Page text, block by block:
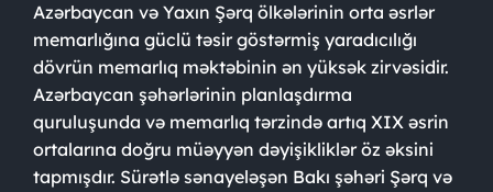
Azərbaycan və Yaxın Şərq ölkələrinin orta əsrlər
memarlığına güclü təsir göstərmiş yaradıcılığı
dövrün memarlıq məktəbinin ən yüksək zirvəsidir.
Azərbaycan şəhərlərinin planlaşdırma
quruluşunda və memarlıq tərzində artıq XIX əsrin
ortalarına doğru müəyyən dəyişikliklər öz əksini
tapmışdır. Sürətlə sənayeləşən Bakı şəhəri Şərq və